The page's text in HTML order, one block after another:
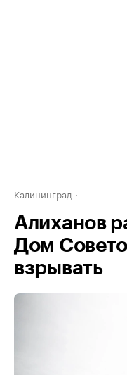
Калининград
Алиханов
Дом
взрывать